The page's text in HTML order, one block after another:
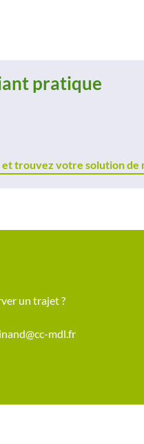
pratique
et trouvez votre solution de
un trajet ?
mdl.fr